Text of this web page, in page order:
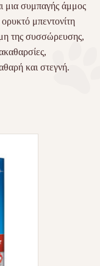
μια συμπαγής άμμος
μπεντονίτη
της συσσώρευσης,
και στεγνή.